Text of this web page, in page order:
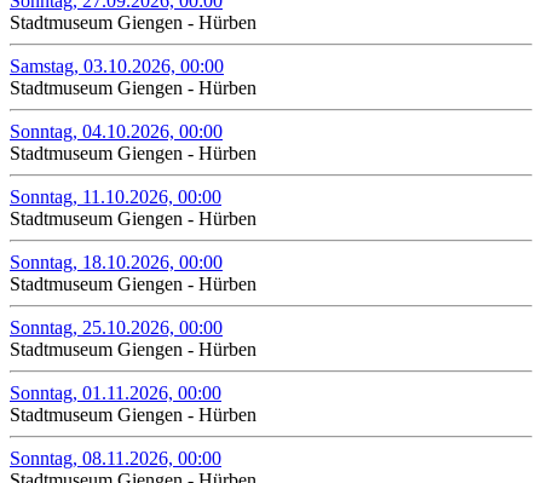
Stadtmuseum Giengen - Hürben
Samstag, 03.10.2026, 00:00
Stadtmuseum Giengen - Hürben
Sonntag, 04.10.2026, 00:00
Stadtmuseum Giengen - Hürben
Sonntag, 11.10.2026, 00:00
Stadtmuseum Giengen - Hürben
Sonntag, 18.10.2026, 00:00
Stadtmuseum Giengen - Hürben
Sonntag, 25.10.2026, 00:00
Stadtmuseum Giengen - Hürben
Sonntag, 01.11.2026, 00:00
Stadtmuseum Giengen - Hürben
Sonntag, 08.11.2026, 00:00